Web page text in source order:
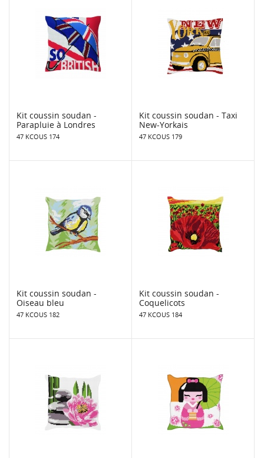
Kit coussin soudan -
Parapluie à Londres
47 KCOUS 174
Kit coussin soudan - Taxi
New-Yorkais
47 KCOUS 179
Kit coussin soudan -
Oiseau bleu
47 KCOUS 182
Kit coussin soudan -
Coquelicots
47 KCOUS 184